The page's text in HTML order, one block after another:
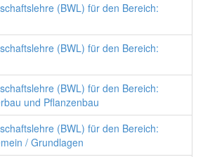
(BWL) für den Bereich:
(BWL) für den Bereich:
(BWL) für den Bereich:
und Pflanzenbau
(BWL) für den Bereich:
/ Grundlagen